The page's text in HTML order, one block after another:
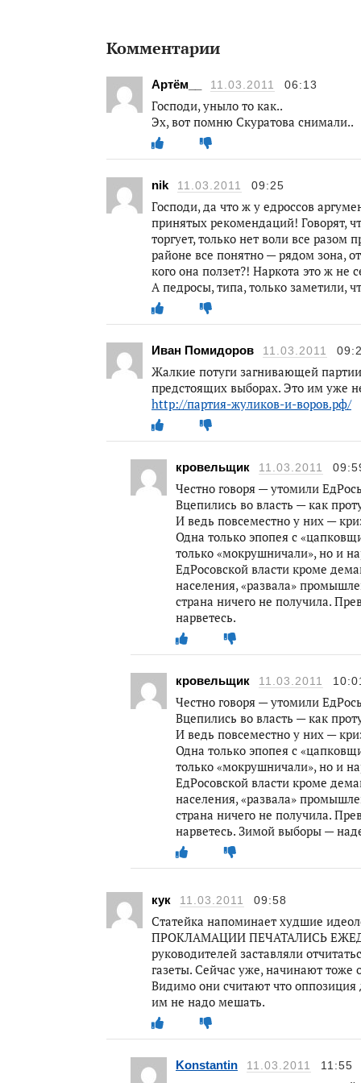
Комментарии
Артём__ 11.03.2011 06:13
Господи, уныло то как..
Эх, вот помню Скуратова снимали..
nik 11.03.2011 09:25
Господи, да что ж у едроссов
принятых рекомендаций! Говорят,
торгует, только нет воли все
районе все понятно — рядом зона,
кого она ползет?! Наркота это ж не
А педросы, типа, только заметили,
Иван Помидоров 11.03.2011
Жалкие потуги загнивающей партии
предстоящих выборах. Это им уже
http://партия-жуликов-и-воров.рф/
кровельщик 11.03.2011
Честно говоря — утомили
Вцепились во власть — как
И ведь повсеместно у них —
Одна только эпопея с
только «мокрушничали», но и
ЕдРосовской власти кроме
населения, «развала»
страна ничего не получила.
нарветесь.
кровельщик 11.03.2011
Честно говоря — утомили
Вцепились во власть — как
И ведь повсеместно у них —
Одна только эпопея с
только «мокрушничали», но и
ЕдРосовской власти кроме
населения, «развала»
страна ничего не получила.
нарветесь. Зимой выборы —
кук 11.03.2011 09:58
Статейка напоминает худшие
ПРОКЛАМАЦИИ ПЕЧАТАЛИСЬ
руководителей заставляли
газеты. Сейчас уже, начинают тоже
Видимо они считают что оппозиция
им не надо мешать.
Konstantin 11.03.2011 11:55